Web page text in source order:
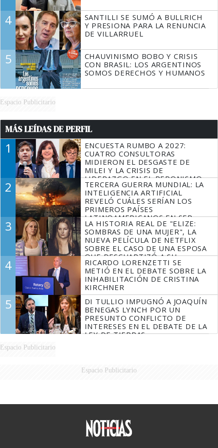
4
SANTILLI SE SUMÓ A BULLRICH
Y PRESIONA PARA LA RENUNCIA
DE VILLARRUEL
5
CHAUVINISMO BOBO Y CRISIS
CON BRASIL: LOS ARGENTINOS
SOMOS DERECHOS Y HUMANOS
Espacio Publicitario
MÁS LEÍDAS DE PERFIL
1
ENCUESTA RUMBO A 2027:
CUATRO CONSULTORAS
MIDIERON EL DESGASTE DE
MILEI Y LA CRISIS DE
LIDERAZGO EN EL PERONISMO
2
TERCERA GUERRA MUNDIAL: LA
INTELIGENCIA ARTIFICIAL
REVELÓ CUÁLES SERÍAN LOS
PRIMEROS PAÍSES
LATINOAMERICANOS EN SER
DERROTADOS
3
LA HISTORIA REAL DE "ELIZE:
SOMBRAS DE UNA MUJER", LA
NUEVA PELÍCULA DE NETFLIX
SOBRE EL CASO DE UNA ESPOSA
QUE DESCUARTIZÓ A SU
MARIDO
4
RICARDO LORENZETTI SE
METIÓ EN EL DEBATE SOBRE LA
INHABILITACIÓN DE CRISTINA
KIRCHNER
5
DI TULLIO IMPUGNÓ A JOAQUÍN
BENEGAS LYNCH POR UN
PRESUNTO CONFLICTO DE
INTERESES EN EL DEBATE DE LA
LEY DE TIERRAS
Espacio Publicitario
Espacio Publicitario